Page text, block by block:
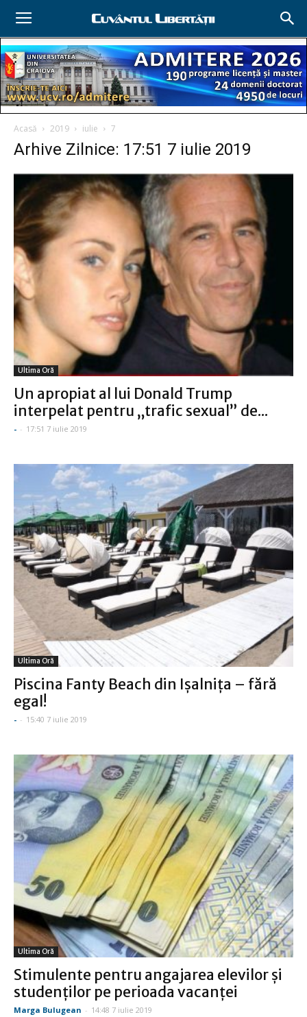
Acasă 2019 iulie 7
Arhive Zilnice: 17:51 7 iulie 2019
Ultima Oră
Un apropiat al lui Donald Trump
interpelat pentru „trafic sexual” de...
- - 17:51 7 iulie 2019
Ultima Oră
Piscina Fanty Beach din Işalniţa – fără
egal!
- - 15:40 7 iulie 2019
Ultima Oră
Stimulente pentru angajarea elevilor și
studenților pe perioada vacanței
Marga Bulugean - 14:48 7 iulie 2019